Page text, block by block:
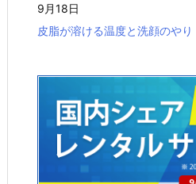
9月18日
皮脂が溶ける温度と洗顔のやり